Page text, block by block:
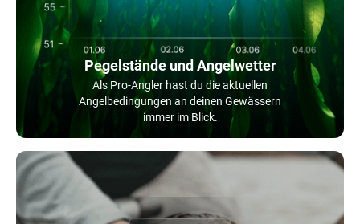
Pegelstände und Angelwetter
Als Pro-Angler hast du die aktuellen
Angelbedingungen an deinen Gewässern
immer im Blick.